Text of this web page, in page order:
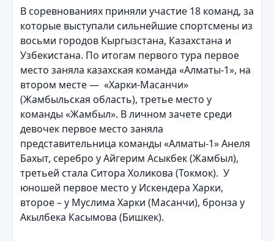
В соревнованиях приняли участие 18 команд, за
которые выступали сильнейшие спортсмены из
восьми городов Кыргызстана, Казахстана и
Узбекистана. По итогам первого тура первое
место заняла казахская команда «Алматы-1», на
втором месте — «Харки-Масанчи»
(Жамбыльская область), третье место у
команды «Жамбыл». В личном зачете среди
девочек первое место заняла
представительница команды «Алматы-1» Анеля
Бахыт, серебро у Айгерим Асыкбек (Жамбыл),
третьей стала Ситора Холикова (Токмок). У
юношей первое место у Искендера Харки,
второе – у Муслима Харки (Масанчи), бронза у
Акылбека Касымова (Бишкек).